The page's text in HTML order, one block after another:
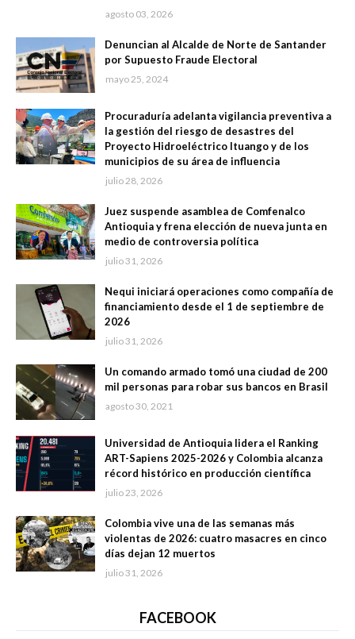
agosto 03, 2026
Denuncian al Alcalde de Norte de Santander
por Supuesto Fraude Electoral
mayo 25, 2024
Procuraduría adelanta vigilancia preventiva a
la gestión del riesgo de desastres del
Proyecto Hidroeléctrico Ituango y de los
municipios de su área de influencia
julio 28, 2026
Juez suspende asamblea de Comfenalco
Antioquia y frena elección de nueva junta en
medio de controversia política
julio 31, 2026
Nequi iniciará operaciones como compañía de
financiamiento desde el 1 de septiembre de
2026
julio 31, 2026
Un comando armado tomó una ciudad de 200
mil personas para robar sus bancos en Brasil
agosto 30, 2021
Universidad de Antioquia lidera el Ranking
ART-Sapiens 2025-2026 y Colombia alcanza
récord histórico en producción científica
julio 23, 2026
Colombia vive una de las semanas más
violentas de 2026: cuatro masacres en cinco
días dejan 12 muertos
julio 31, 2026
FACEBOOK